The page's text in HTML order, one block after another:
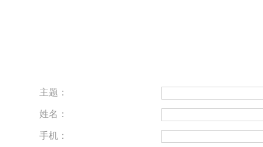
主题：
姓名：
手机：